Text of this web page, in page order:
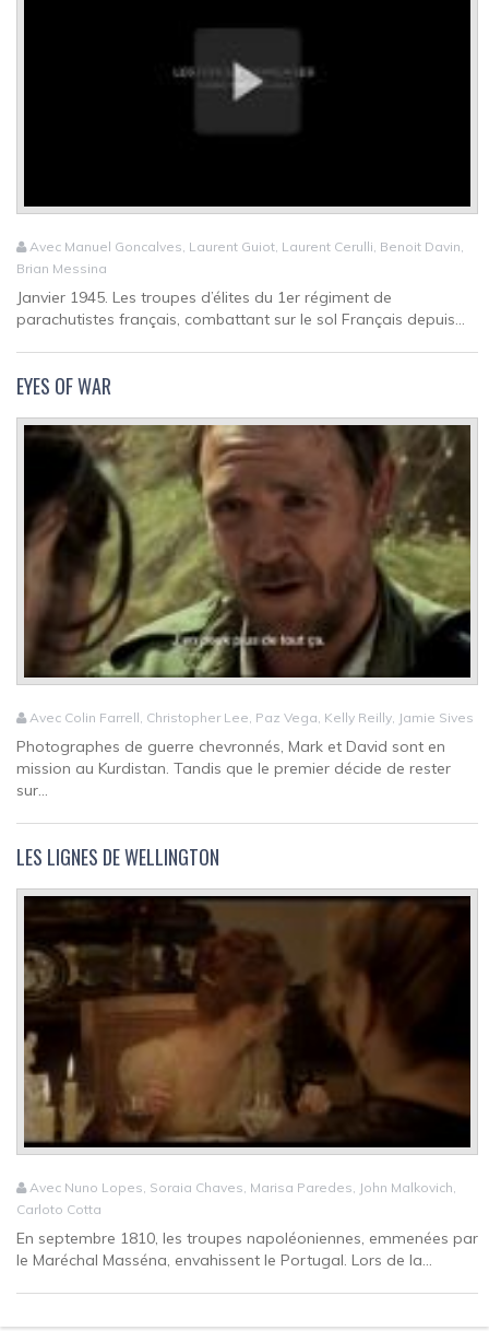
Avec Manuel Goncalves, Laurent Guiot, Laurent Cerulli, Benoit Davin,
Brian Messina
Janvier 1945. Les troupes d’élites du 1er régiment de
parachutistes français, combattant sur le sol Français depuis...
EYES OF WAR
Avec Colin Farrell, Christopher Lee, Paz Vega, Kelly Reilly, Jamie Sives
Photographes de guerre chevronnés, Mark et David sont en
mission au Kurdistan. Tandis que le premier décide de rester
sur...
LES LIGNES DE WELLINGTON
Avec Nuno Lopes, Soraia Chaves, Marisa Paredes, John Malkovich,
Carloto Cotta
En septembre 1810, les troupes napoléoniennes, emmenées par
le Maréchal Masséna, envahissent le Portugal. Lors de la...